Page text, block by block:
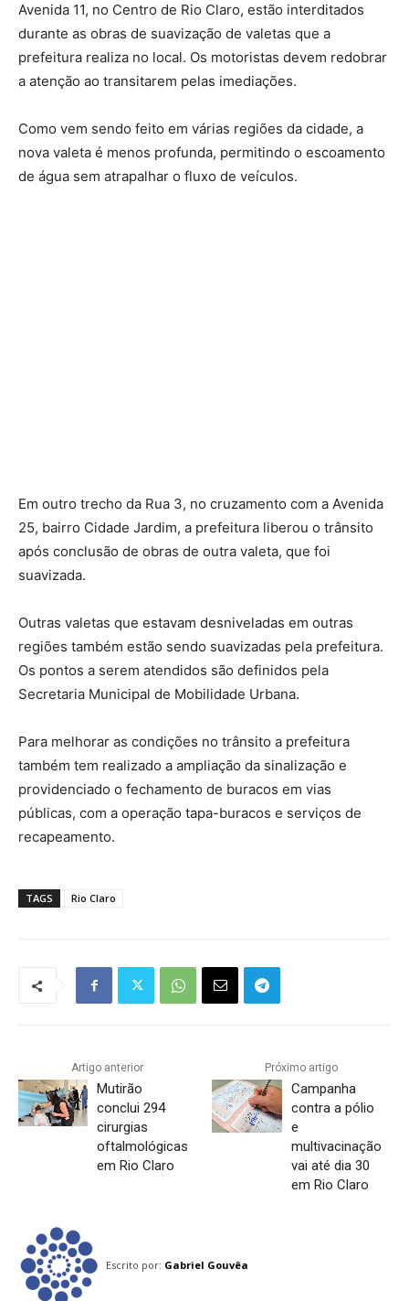
Avenida 11, no Centro de Rio Claro, estão interditados
durante as obras de suavização de valetas que a
prefeitura realiza no local. Os motoristas devem redobrar
a atenção ao transitarem pelas imediações.
Como vem sendo feito em várias regiões da cidade, a
nova valeta é menos profunda, permitindo o escoamento
de água sem atrapalhar o fluxo de veículos.
Em outro trecho da Rua 3, no cruzamento com a Avenida
25, bairro Cidade Jardim, a prefeitura liberou o trânsito
após conclusão de obras de outra valeta, que foi
suavizada.
Outras valetas que estavam desniveladas em outras
regiões também estão sendo suavizadas pela prefeitura.
Os pontos a serem atendidos são definidos pela
Secretaria Municipal de Mobilidade Urbana.
Para melhorar as condições no trânsito a prefeitura
também tem realizado a ampliação da sinalização e
providenciado o fechamento de buracos em vias
públicas, com a operação tapa-buracos e serviços de
recapeamento.
TAGS Rio Claro
Artigo anterior
Mutirão
conclui 294
cirurgias
oftalmológicas
em Rio Claro
Próximo artigo
Campanha
contra a pólio
e
multivacinação
vai até dia 30
em Rio Claro
Escrito por: Gabriel Gouvêa